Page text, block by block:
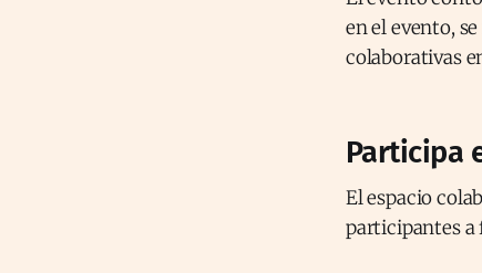
en el evento,
colaborativas
Participa
El espacio
participantes a